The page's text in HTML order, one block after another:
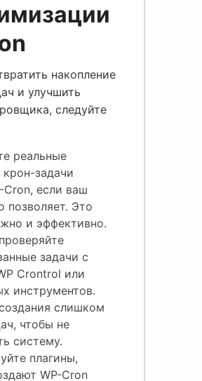
накопление
и улучшить
следуйте
реальные
задачи
Cron, если ваш
позволяет. Это
и эффективно.
задачи с
Crontrol или
инструментов.
слишком
чтобы не
систему.
плагины,
WP-Cron